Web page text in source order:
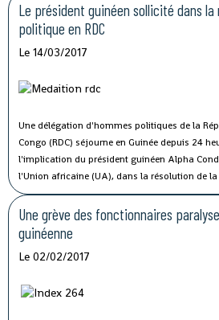
Le président guinéen sollicité dans
politique en RDC
Le 14/03/2017
Une délégation d'hommes politiques de la
Congo (RDC) séjourne en Guinée depuis 24
l'implication du président guinéen Alpha
l'Union africaine (UA), dans la résolution de la
Une grève des fonctionnaires
guinéenne
Le 02/02/2017